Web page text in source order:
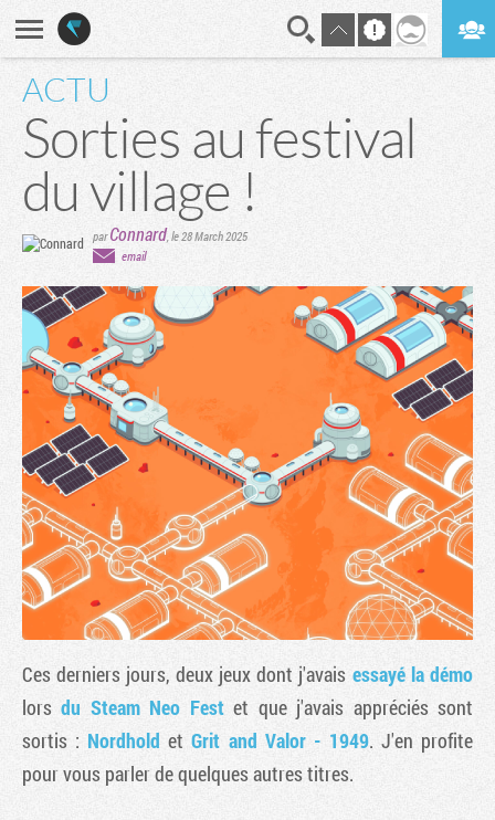
ACTU
Sorties au festival
du village !
parConnard,le 28 March 2025
email
Ces derniers jours, deux jeux dont j'avais essayé la démo
lorsdu Steam Neo Festet que j'avais appréciés sont
sortis : Nordhold etGrit and Valor - 1949. J'en profite
pour vous parler de quelques autres titres.